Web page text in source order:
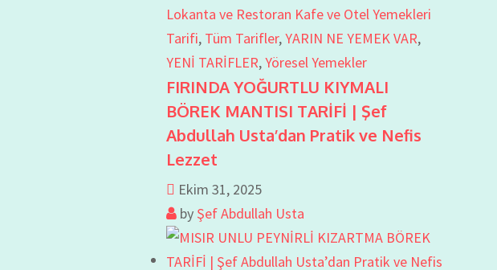
Lokanta ve Restoran Kafe ve Otel Yemekleri
Tarifi, Tüm Tarifler,YARIN NE YEMEK VAR,
YENİ TARİFLER,Yöresel Yemekler
FIRINDA YOĞURTLU KIYMALI
BÖREK MANTISI TARİFİ | Şef
Abdullah Usta’dan Pratik ve Nefis
Lezzet
Ekim 31, 2025
by Şef Abdullah Usta